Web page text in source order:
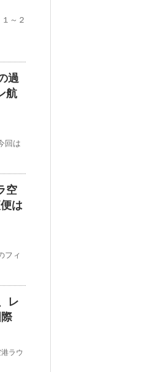
～２
過
航
回は
空
は
フィ
レ
港ラウ